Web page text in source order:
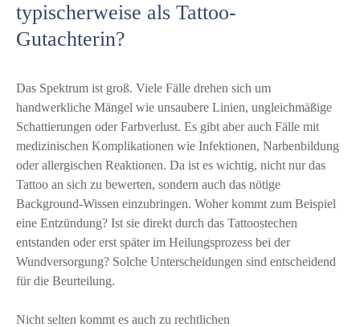
typischerweise als Tattoo-
Gutachterin?
Das Spektrum ist groß. Viele Fälle drehen sich um
handwerkliche Mängel wie unsaubere Linien, ungleichmäßige
Schattierungen oder Farbverlust. Es gibt aber auch Fälle mit
medizinischen Komplikationen wie Infektionen, Narbenbildung
oder allergischen Reaktionen. Da ist es wichtig, nicht nur das
Tattoo an sich zu bewerten, sondern auch das nötige
Background-Wissen einzubringen. Woher kommt zum Beispiel
eine Entzündung? Ist sie direkt durch das Tattoostechen
entstanden oder erst später im Heilungsprozess bei der
Wundversorgung? Solche Unterscheidungen sind entscheidend
für die Beurteilung.
Nicht selten kommt es auch zu rechtlichen